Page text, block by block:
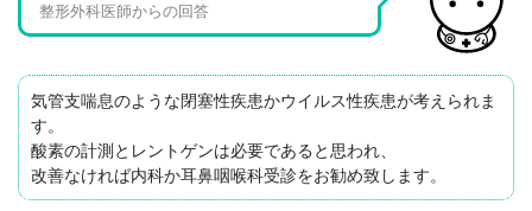
整形外科医師からの回答
気管支喘息のような閉塞性疾患かウイルス性疾患が考えられま
す。
酸素の計測とレントゲンは必要であると思われ、
改善なければ内科か耳鼻咽喉科受診をお勧め致します。